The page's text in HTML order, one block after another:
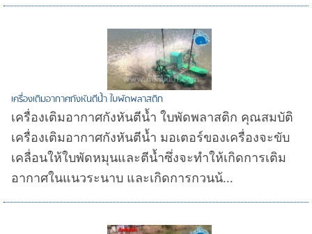
เครื่องเติมอากาศกังหันตีน้ำ ใบพัดพลาสติก
เครื่องเติมอากาศกังหันตีน้ำ ใบพัดพลาสติก คุณสมบัติ
เครื่องเติมอากาศกังหันตีน้ำ มอเตอร์ของเครื่องจะขับ
เคลื่อนให้ใบพัดหมุนและตีน้ำซึ่งจะทำให้เกิดการเติม
อากาศในแนวระนาบ และเกิดการกวนน้...